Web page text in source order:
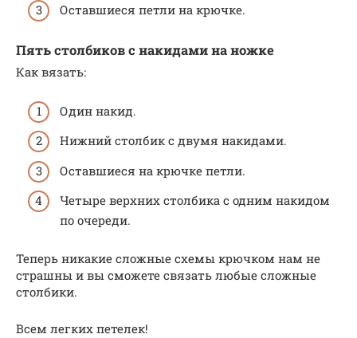
Оставшиеся петли на крючке.
Пять столбиков с накидами на ножке
Как вязать:
Один накид.
Нижний столбик с двумя накидами.
Оставшиеся на крючке петли.
Четыре верхних столбика с одним накидом
по очереди.
Теперь никакие сложные схемы крючком нам не
страшны и вы сможете связать любые сложные
столбики.
Всем легких петелек!